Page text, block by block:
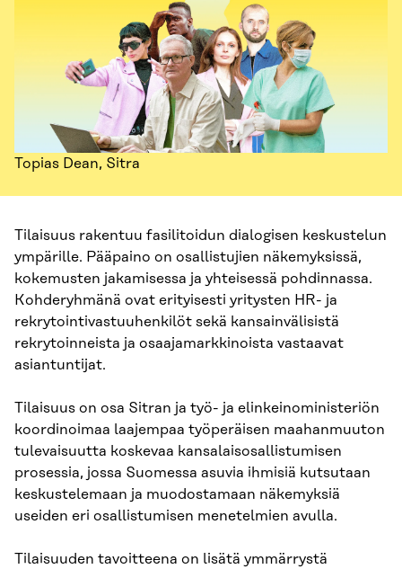
Topias Dean, Sitra
Tilaisuus rakentuu fasilitoidun dialogisen keskustelun
ympärille. Pääpaino on osallistujien näkemyksissä,
kokemusten jakamisessa ja yhteisessä pohdinnassa.
Kohderyhmänä ovat erityisesti yritysten HR- ja
rekrytointivastuuhenkilöt sekä kansainvälisistä
rekrytoinneista ja osaajamarkkinoista vastaavat
asiantuntijat.
Tilaisuus on osa Sitran ja työ- ja elinkeinoministeriön
koordinoimaa laajempaa työperäisen maahanmuuton
tulevaisuutta koskevaa kansalaisosallistumisen
prosessia, jossa Suomessa asuvia ihmisiä kutsutaan
keskustelemaan ja muodostamaan näkemyksiä
useiden eri osallistumisen menetelmien avulla.
Tilaisuuden tavoitteena on lisätä ymmärrystä